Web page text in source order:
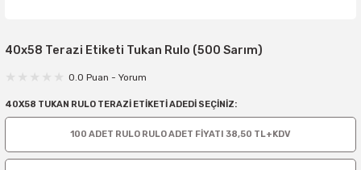
40x58 Terazi Etiketi Tukan Rulo (500 Sarım)
0.0 Puan - Yorum
40X58 TUKAN RULO TERAZİ ETİKETİ ADEDİ SEÇİNİZ:
100 ADET RULO RULO ADET FİYATI 38,50 TL+KDV